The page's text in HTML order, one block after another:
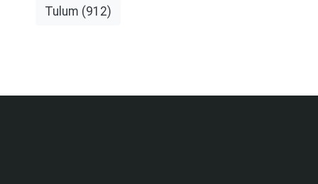
Tulum (912)